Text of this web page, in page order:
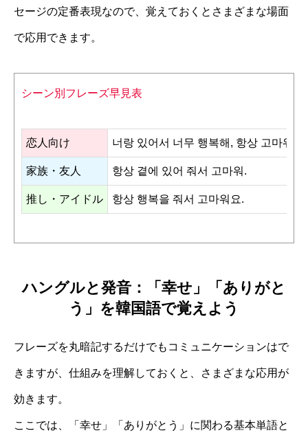
セージの定番表現なので、覚えておくとさまざまな場面
で応用できます。
シーン別フレーズ早見表
恋人向け 너랑 있어서 너무 행복해, 항상 고마워.
家族・友人 항상 곁에 있어 줘서 고마워.
推し・アイドル 항상 행복을 줘서 고마워요.
ハングルと発音：「幸せ」「ありがと
う」を韓国語で覚えよう
フレーズを丸暗記するだけでもコミュニケーションはで
きますが、仕組みを理解しておくと、さまざまな応用が
効きます。
ここでは、「幸せ」「ありがとう」に関わる基本単語と